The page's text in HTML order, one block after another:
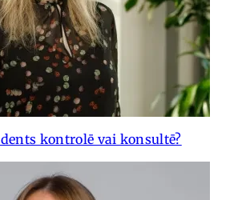
kontrolē vai konsultē?